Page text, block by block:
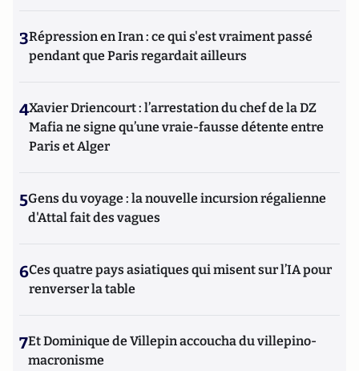
3Répression en Iran : ce qui s'est vraiment passé
pendant que Paris regardait ailleurs
4Xavier Driencourt : l’arrestation du chef de la DZ
Mafia ne signe qu’une vraie-fausse détente entre
Paris et Alger
5Gens du voyage : la nouvelle incursion régalienne
d'Attal fait des vagues
6Ces quatre pays asiatiques qui misent sur l’IA pour
renverser la table
7Et Dominique de Villepin accoucha du villepino-
macronisme